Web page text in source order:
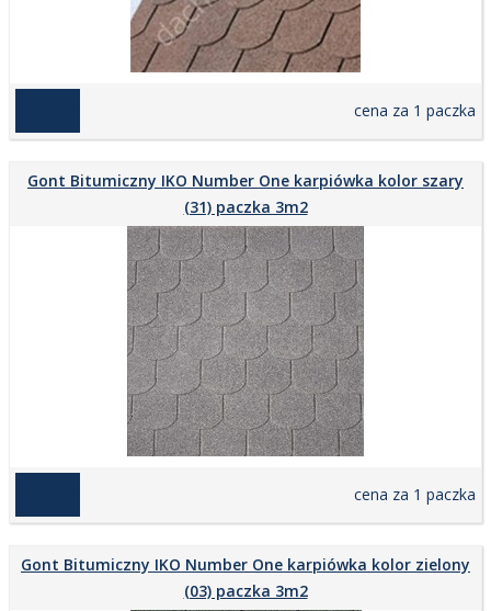
cena za 1 paczka
Gont Bitumiczny IKO Number One karpiówka kolor szary
(31) paczka 3m2
cena za 1 paczka
Gont Bitumiczny IKO Number One karpiówka kolor zielony
(03) paczka 3m2